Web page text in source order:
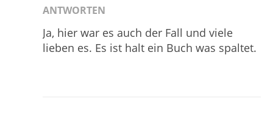
ANTWORTEN
Ja, hier war es auch der Fall und viele
lieben es. Es ist halt ein Buch was spaltet.